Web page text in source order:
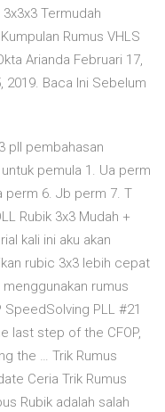
Termudah
Rumus VHLS
Arianda Februari 17,
2019. Baca Ini Sebelum
pll pembahasan
pemula 1. Ua perm
perm 6. Jb perm 7. T
Rubik 3x3 Mudah +
kali ini aku akan
rubic 3x3 lebih cepat
rumus
SpeedSolving PLL #21
last step of the CFOP,
the … Trik Rumus
Ceria Trik Rumus
Rubik adalah salah